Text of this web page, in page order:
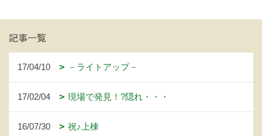
記事一覧
17/04/10 －ライトアップ－
17/02/04 現場で発見！?隠れ・・・
16/07/30 祝♪上棟